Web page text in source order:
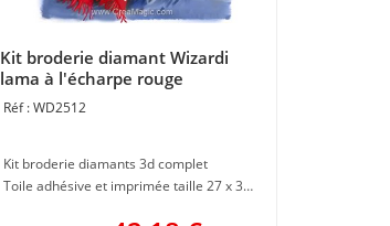
Kit broderie diamant Wizardi
lama à l'écharpe rouge
WD2512
Kit broderie diamants 3d complet
Toile adhésive et imprimée taille 27 x 38 cm